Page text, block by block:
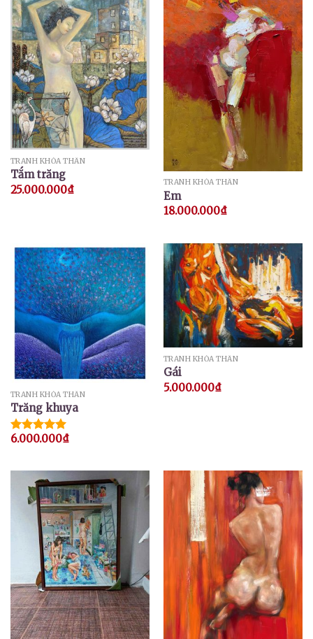
TRANH KHỎA THÂN
Tắm trăng
25.000.000₫
TRANH KHỎA THÂN
Em
18.000.000₫
TRANH KHỎA THÂN
Trăng khuya
Được xếp
6.000.000₫
TRANH KHỎA THÂN
Gái
5.000.000₫